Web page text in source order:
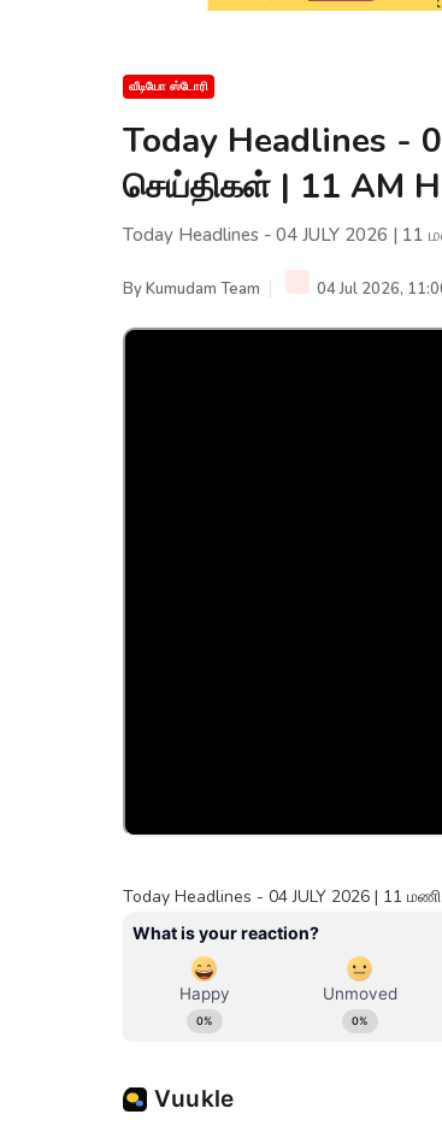
வீடியோ ஸ்டோரி
Today Headlines -
செய்திகள் | 11 AM
Today Headlines - 04 JULY 2026 |
ByKumudam Team 04 Jul 2026,
Today Headlines - 04 JULY 2026 | 11